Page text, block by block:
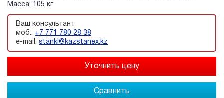
Масса: 105 кг
Ваш консультант
моб.: +7 771 780 28 38
e-mail: stanki@kazstanex.kz
Сравнить